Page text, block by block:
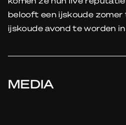
belooft een ijskoude zomer
ijskoude avond te worden
MEDIA